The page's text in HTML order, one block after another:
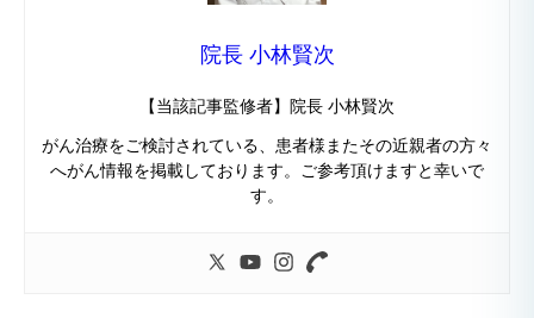
院長 小林賢次
【当該記事監修者】院長 小林賢次
がん治療をご検討されている、患者様またその近親者の方々
へがん情報を掲載しております。ご参考頂けますと幸いで
す。